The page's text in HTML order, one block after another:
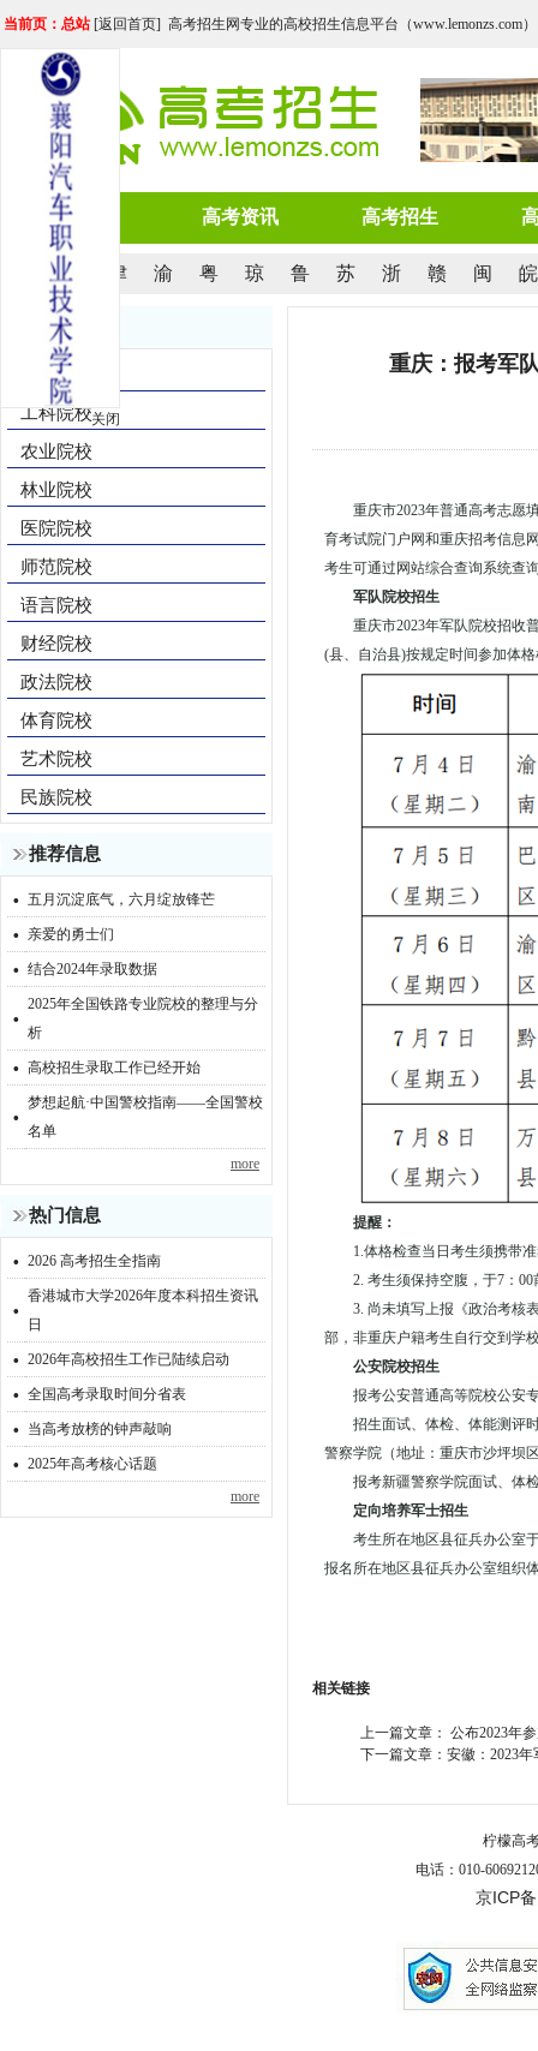
当前页：总站[返回首页] 高考招生网专业的高校招生信息平台（www.lemonzs.com）
网站首页 高考资讯 高考招生
沪 津 渝 粤 琼 鲁 苏 浙 赣 闽 皖
院校导航
综合院校
工科院校
农业院校
林业院校
医院院校
师范院校
语言院校
财经院校
政法院校
体育院校
艺术院校
民族院校
推荐信息
· 五月沉淀底气，六月绽放锋芒
· 亲爱的勇士们
· 结合2024年录取数据
· 2025年全国铁路专业院校的整理与分
析
· 高校招生录取工作已经开始
· 梦想起航·中国警校指南——全国警校
名单
more
热门信息
· 2026 高考招生全指南
· 香港城市大学2026年度本科招生资讯
日
· 2026年高校招生工作已陆续启动
· 全国高考录取时间分省表
· 当高考放榜的钟声敲响
· 2025年高考核心话题
more
重庆：报考军
重庆市2023年普通高考志愿
育考试院门户网和重庆招考信息
考生可通过网站综合查询系统查
军队院校招生
重庆市2023年军队院校招收
(县、自治县)按规定时间参加体
提醒：
1.体格检查当日考生须携带
2. 考生须保持空腹，于7：
3. 尚未填写上报《政治考核
部，非重庆户籍考生自行交到学
公安院校招生
报考公安普通高等院校公安
招生面试、体检、体能测评
警察学院（地址：重庆市沙坪坝
报考新疆警察学院面试、体
定向培养军士招生
考生所在地区县征兵办公室
报名所在地区县征兵办公室组织
相关链接
上一篇文章： 公布2023年
下一篇文章： 安徽：2023
柠檬高
电话：010-
京ICP
关闭